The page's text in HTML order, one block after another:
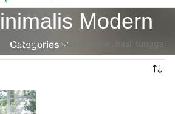
Modern
Categories
Modern Menampilkan hasil tunggal